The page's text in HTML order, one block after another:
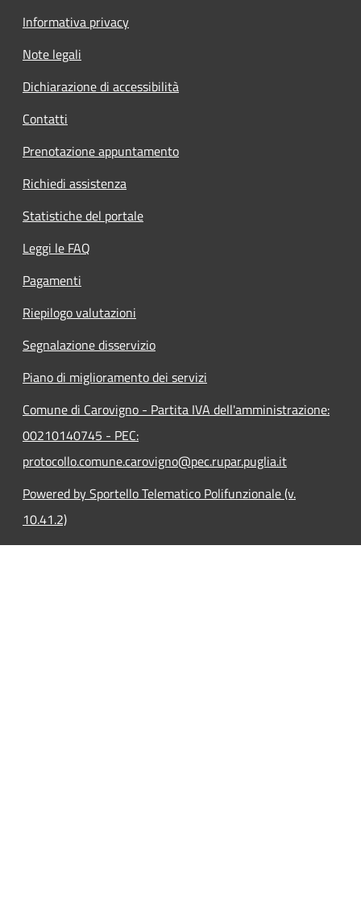
Informativa privacy
Note legali
Dichiarazione di accessibilità
Contatti
Prenotazione appuntamento
Richiedi assistenza
Statistiche del portale
Leggi le FAQ
Pagamenti
Riepilogo valutazioni
Segnalazione disservizio
Piano di miglioramento dei servizi
Comune di Carovigno - Partita IVA dell'amministrazione:
00210140745 - PEC:
protocollo.comune.carovigno@pec.rupar.puglia.it
Powered by Sportello Telematico Polifunzionale (v.
10.41.2)